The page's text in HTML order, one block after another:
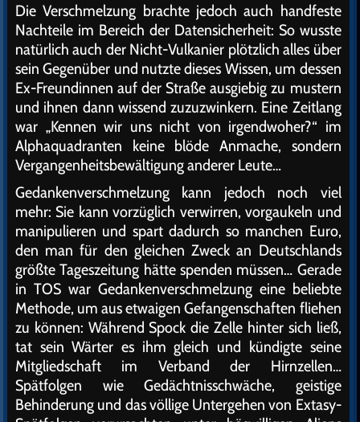
Die Verschmelzung brachte jedoch auch handfeste
Nachteile im Bereich der Datensicherheit: So wusste
natürlich auch der Nicht-Vulkanier plötzlich alles über
sein Gegenüber und nutzte dieses Wissen, um dessen
Ex-Freundinnen auf der Straße ausgiebig zu mustern
und ihnen dann wissend zuzuzwinkern. Eine Zeitlang
war „Kennen wir uns nicht von irgendwoher?“ im
Alphaquadranten keine blöde Anmache, sondern
Vergangenheitsbewältigung anderer Leute…
Gedankenverschmelzung kann jedoch noch viel
mehr: Sie kann vorzüglich verwirren, vorgaukeln und
manipulieren und spart dadurch so manchen Euro,
den man für den gleichen Zweck an Deutschlands
größte Tageszeitung hätte spenden müssen… Gerade
in TOS war Gedankenverschmelzung eine beliebte
Methode, um aus etwaigen Gefangenschaften fliehen
zu können: Während Spock die Zelle hinter sich ließ,
tat sein Wärter es ihm gleich und kündigte seine
Mitgliedschaft im Verband der Hirnzellen…
Spätfolgen wie Gedächtnisschwäche, geistige
Behinderung und das völlige Untergehen von Extasy-